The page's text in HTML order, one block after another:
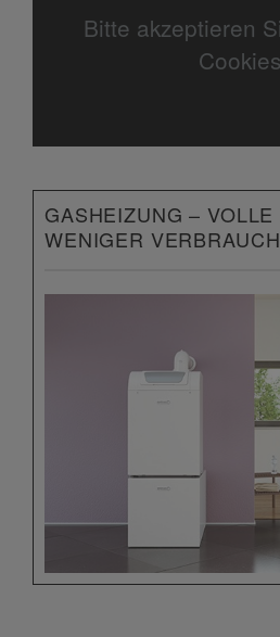
Bitte akzeptieren
GASHEIZUNG –
WENIGER VERBRAUCH